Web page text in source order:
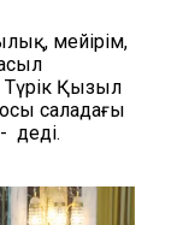
мейірім,
Түрік Қызыл
саладағы
деді.